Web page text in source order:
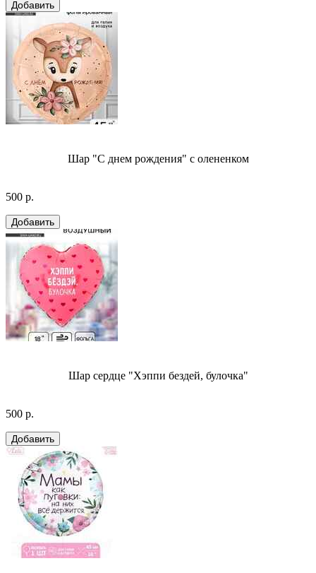
Шар "С днем рождения" с олененком
500 р.
Шар сердце "Хэппи бездей, булочка"
500 р.